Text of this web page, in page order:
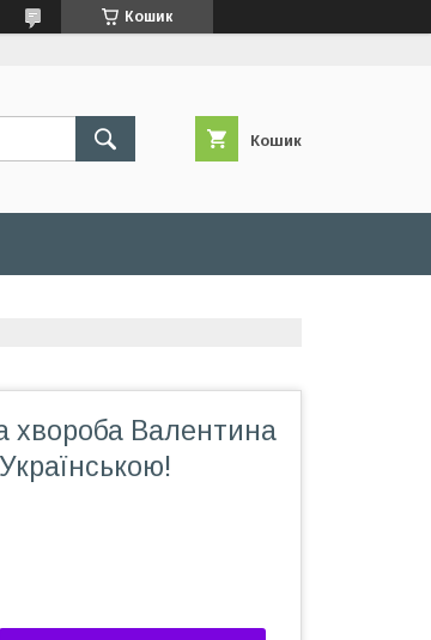
Кошик
Кошик
хвороба Валентина